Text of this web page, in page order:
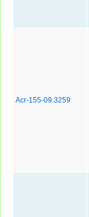
Acr-155-09.3259